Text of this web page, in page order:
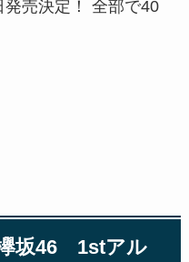
売決定！ 全部で40
坂46 1stアル